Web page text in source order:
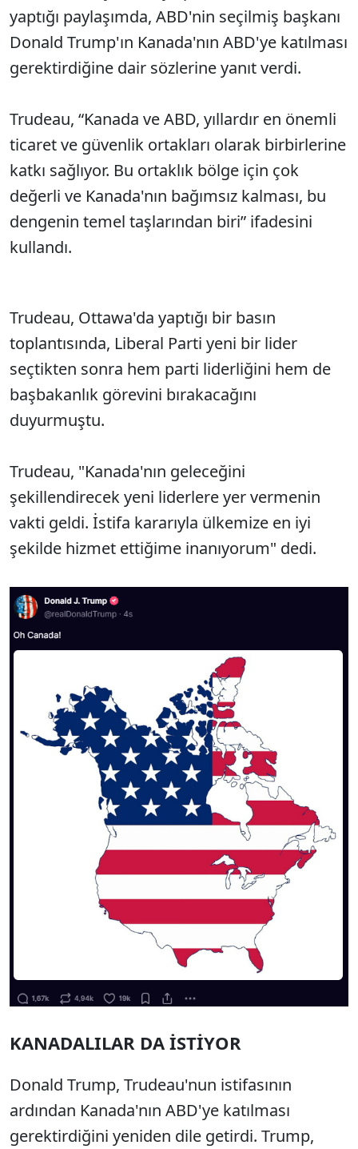
yaptığı paylaşımda, ABD'nin seçilmiş başkanı
Donald Trump'ın Kanada'nın ABD'ye katılması
gerektirdiğine dair sözlerine yanıt verdi.
Trudeau, “Kanada ve ABD, yıllardır en önemli
ticaret ve güvenlik ortakları olarak birbirlerine
katkı sağlıyor. Bu ortaklık bölge için çok
değerli ve Kanada'nın bağımsız kalması, bu
dengenin temel taşlarından biri” ifadesini
kullandı.
Trudeau, Ottawa'da yaptığı bir basın
toplantısında, Liberal Parti yeni bir lider
seçtikten sonra hem parti liderliğini hem de
başbakanlık görevini bırakacağını
duyurmuştu.
Trudeau, "Kanada'nın geleceğini
şekillendirecek yeni liderlere yer vermenin
vakti geldi. İstifa kararıyla ülkemize en iyi
şekilde hizmet ettiğime inanıyorum" dedi.
KANADALILAR DA İSTİYOR
Donald Trump, Trudeau'nun istifasının
ardından Kanada'nın ABD'ye katılması
gerektirdiğini yeniden dile getirdi. Trump,